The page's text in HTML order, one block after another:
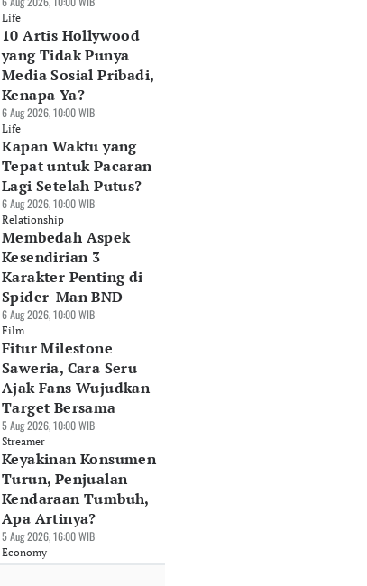
Life
10 Artis Hollywood
yang Tidak Punya
Media Sosial Pribadi,
Kenapa Ya?
6 Aug 2026, 10:00 WIB
Life
⁠Kapan Waktu yang
Tepat untuk Pacaran
Lagi Setelah Putus?
6 Aug 2026, 10:00 WIB
Relationship
Membedah Aspek
Kesendirian 3
Karakter Penting di
Spider-Man BND
6 Aug 2026, 10:00 WIB
Film
Fitur Milestone
Saweria, Cara Seru
Ajak Fans Wujudkan
Target Bersama
5 Aug 2026, 10:00 WIB
Streamer
Keyakinan Konsumen
Turun, Penjualan
Kendaraan Tumbuh,
Apa Artinya?
5 Aug 2026, 16:00 WIB
Economy